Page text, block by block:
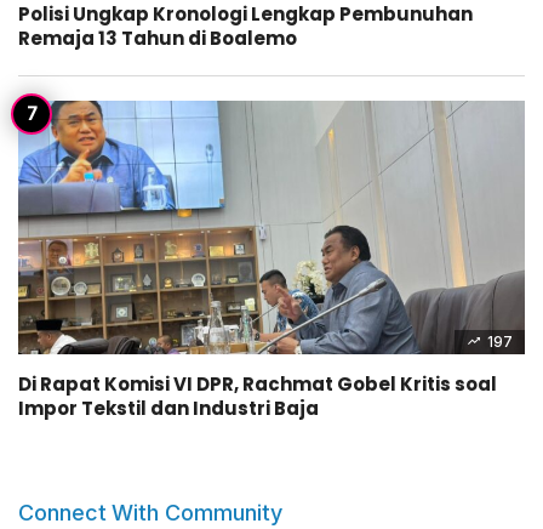
Polisi Ungkap Kronologi Lengkap Pembunuhan
Remaja 13 Tahun di Boalemo
197
Di Rapat Komisi VI DPR, Rachmat Gobel Kritis soal
Impor Tekstil dan Industri Baja
Connect With Community